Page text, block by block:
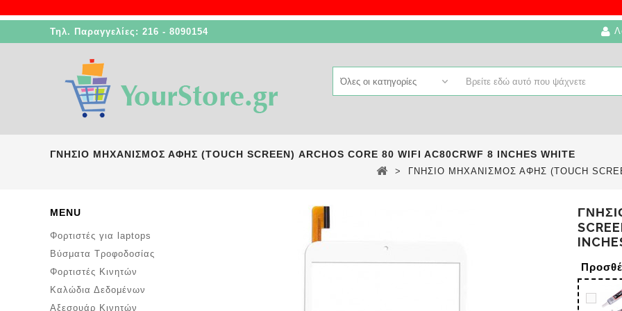
Τηλ. Παραγγελίες: 216 - 8090154
ΓΝΗΣΙΟ ΜΗΧΑΝΙΣΜΟΣ ΑΦΗΣ (TOUCH SCREEN) ARCHOS CORE 80 WIFI AC80CRWF 8 INCHES WHITE
> ΓΝΗΣΙΟ ΜΗΧΑΝΙΣΜΟΣ ΑΦΗΣ (TOUCH
MENU
Φορτιστές για laptops
Βύσματα Τροφοδοσίας
Φορτιστές Κινητών
Καλώδια Δεδομένων
Αξεσουάρ Κινητών